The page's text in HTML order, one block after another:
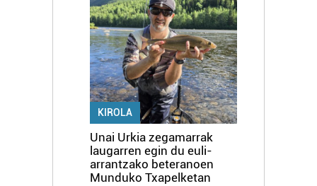
KIROLA
Unai Urkia zegamarrak
laugarren egin du euli-
arrantzako beteranoen
Munduko Txapelketan